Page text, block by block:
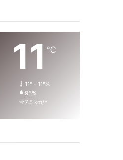
11℃
11º - 11º%
95%
7.5 km/h